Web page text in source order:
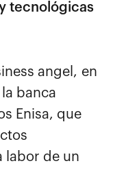
tecnológicas
angel, en
banca
Enisa, que
labor de un